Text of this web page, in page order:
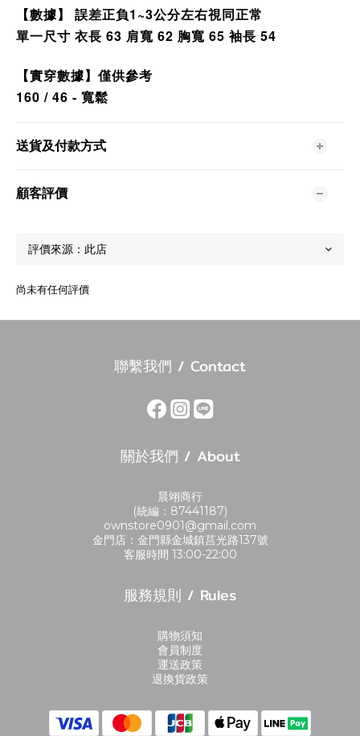
【數據】 誤差正負1~3公分左右視同正常
單一尺寸 衣長 63 肩寬 62 胸寬 65 袖長 54
【實穿數據】僅供參考
160 / 46 - 寬鬆
送貨及付款方式
顧客評價
尚未有任何評價
聯繫我們 / Contact
關於我們 / About
晨翊商行
(統編：87441187)
ownstore0901@gmail.com
金門店：金門縣金城鎮莒光路137號
客服時間 13:00-22:00
服務規則 / Rules
購物須知
會員制度
運送政策
退換貨政策